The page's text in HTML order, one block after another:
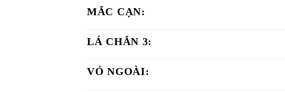
MẮC CẠN:
LÁ CHẮN 3:
VỎ NGOÀI: